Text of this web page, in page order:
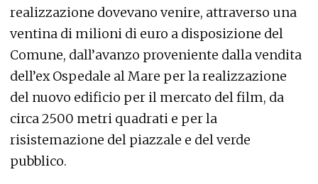
realizzazione dovevano venire, attraverso una
ventina di milioni di euro a disposizione del
Comune, dall’avanzo proveniente dalla vendita
dell’ex Ospedale al Mare per la realizzazione
del nuovo edificio per il mercato del film, da
circa 2500 metri quadrati e per la
risistemazione del piazzale e del verde
pubblico.